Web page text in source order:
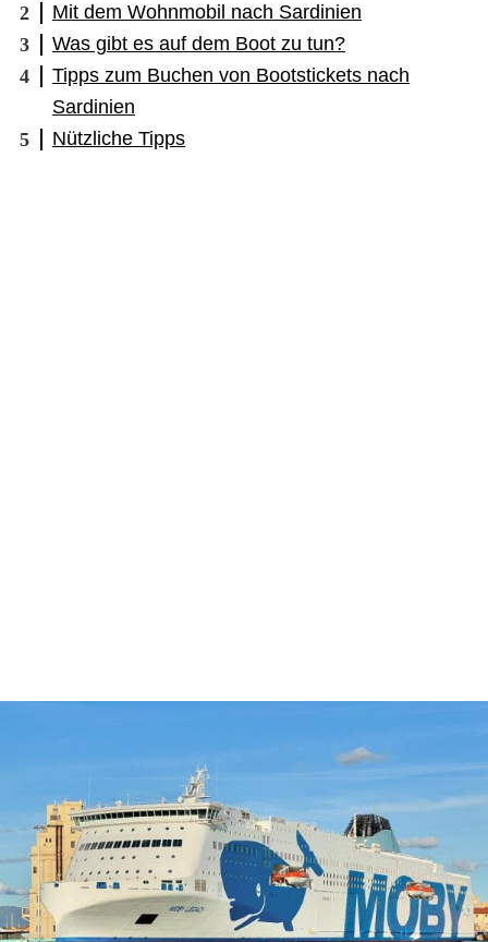
Mit dem Wohnmobil nach Sardinien
Was gibt es auf dem Boot zu tun?
Tipps zum Buchen von Bootstickets nach
Sardinien
Nützliche Tipps